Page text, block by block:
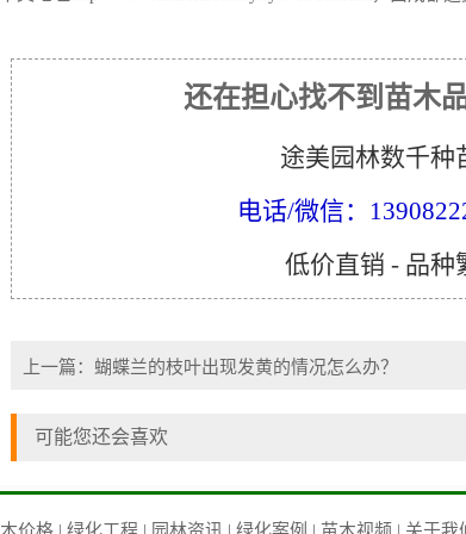
还在担心找不到苗木
途美园林数千种
电话/微信：
低价直销 - 品种
上一篇： 蝴蝶兰的枝叶出现发黄的情况怎么办？
可能您还会喜欢